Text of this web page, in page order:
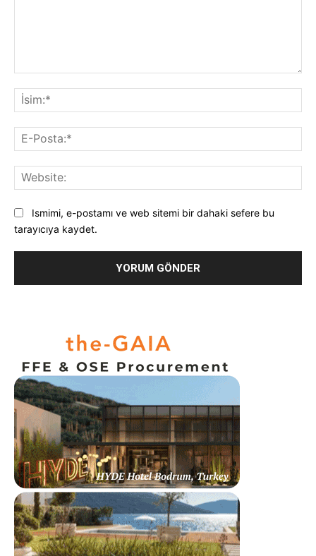
Ismimi, e-postamı ve web sitemi bir dahaki sefere bu
tarayıcıya kaydet.